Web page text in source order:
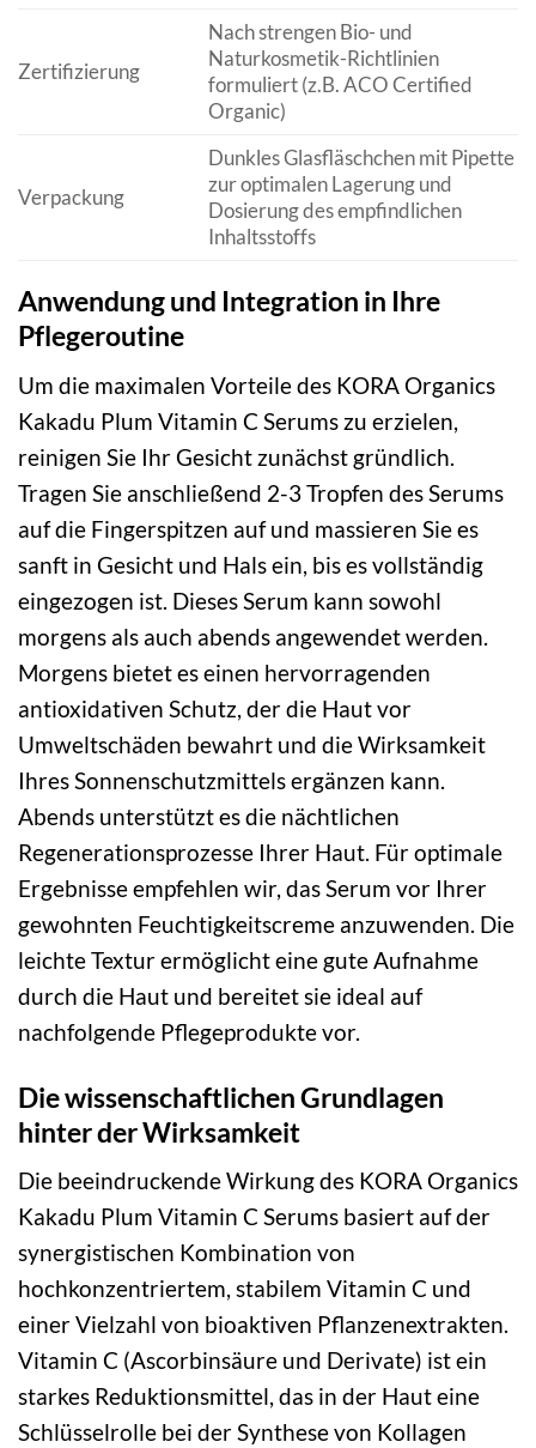
Zertifizierung
Nach strengen Bio- und
Naturkosmetik-Richtlinien
formuliert (z.B. ACO Certified
Organic)
Verpackung
Dunkles Glasfläschchen mit Pipette
zur optimalen Lagerung und
Dosierung des empfindlichen
Inhaltsstoffs
Anwendung und Integration in Ihre
Pflegeroutine
Um die maximalen Vorteile des KORA Organics
Kakadu Plum Vitamin C Serums zu erzielen,
reinigen Sie Ihr Gesicht zunächst gründlich.
Tragen Sie anschließend 2-3 Tropfen des Serums
auf die Fingerspitzen auf und massieren Sie es
sanft in Gesicht und Hals ein, bis es vollständig
eingezogen ist. Dieses Serum kann sowohl
morgens als auch abends angewendet werden.
Morgens bietet es einen hervorragenden
antioxidativen Schutz, der die Haut vor
Umweltschäden bewahrt und die Wirksamkeit
Ihres Sonnenschutzmittels ergänzen kann.
Abends unterstützt es die nächtlichen
Regenerationsprozesse Ihrer Haut. Für optimale
Ergebnisse empfehlen wir, das Serum vor Ihrer
gewohnten Feuchtigkeitscreme anzuwenden. Die
leichte Textur ermöglicht eine gute Aufnahme
durch die Haut und bereitet sie ideal auf
nachfolgende Pflegeprodukte vor.
Die wissenschaftlichen Grundlagen
hinter der Wirksamkeit
Die beeindruckende Wirkung des KORA Organics
Kakadu Plum Vitamin C Serums basiert auf der
synergistischen Kombination von
hochkonzentriertem, stabilem Vitamin C und
einer Vielzahl von bioaktiven Pflanzenextrakten.
Vitamin C (Ascorbinsäure und Derivate) ist ein
starkes Reduktionsmittel, das in der Haut eine
Schlüsselrolle bei der Synthese von Kollagen